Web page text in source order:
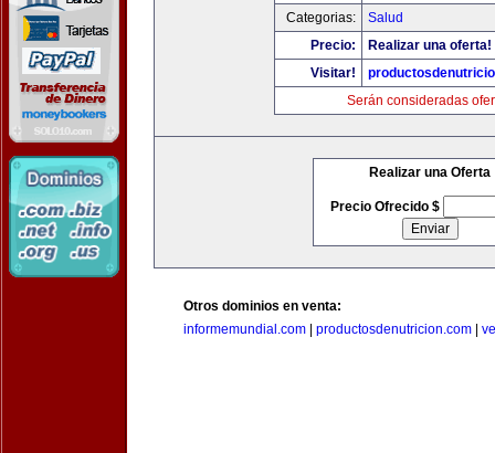
Categorias:
Salud
Precio:
Realizar una oferta!
Visitar!
Serán consideradas
Realizar una Oferta
Precio Ofrecido $
Otros dominios en venta:
informemundial.com
productosdenutricion.com